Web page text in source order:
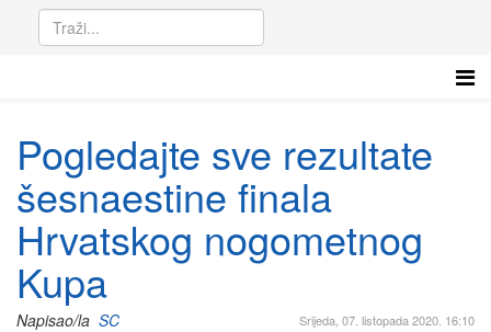
Pogledajte sve rezultate
šesnaestine finala
Hrvatskog nogometnog
Kupa
Srijeda, 07. listopada 2020. 16:10
Napisao/la SC